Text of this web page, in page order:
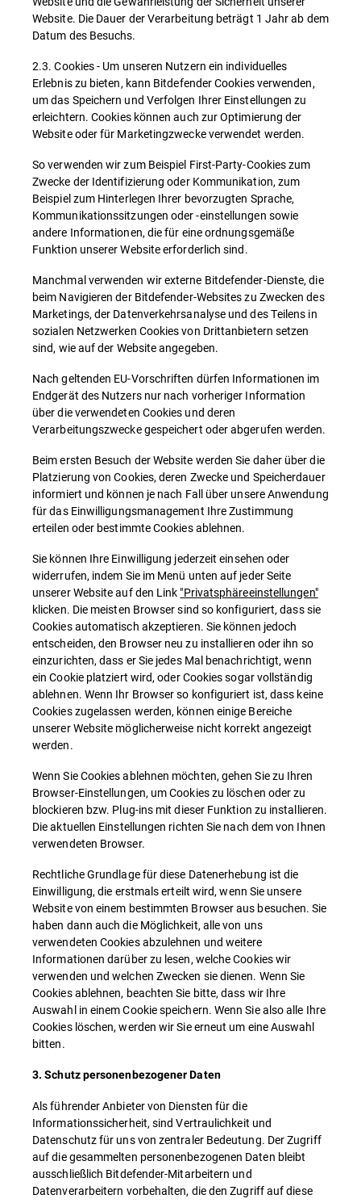
Website. Die Dauer der Verarbeitung beträgt 1 Jahr ab dem
Datum des Besuchs.
2.3. Cookies - Um unseren Nutzern ein individuelles
Erlebnis zu bieten, kann Bitdefender Cookies verwenden,
um das Speichern und Verfolgen Ihrer Einstellungen zu
erleichtern. Cookies können auch zur Optimierung der
Website oder für Marketingzwecke verwendet werden.
So verwenden wir zum Beispiel First-Party-Cookies zum
Zwecke der Identifizierung oder Kommunikation, zum
Beispiel zum Hinterlegen Ihrer bevorzugten Sprache,
Kommunikationssitzungen oder -einstellungen sowie
andere Informationen, die für eine ordnungsgemäße
Funktion unserer Website erforderlich sind.
Manchmal verwenden wir externe Bitdefender-Dienste, die
beim Navigieren der Bitdefender-Websites zu Zwecken des
Marketings, der Datenverkehrsanalyse und des Teilens in
sozialen Netzwerken Cookies von Drittanbietern setzen
sind, wie auf der Website angegeben.
Nach geltenden EU-Vorschriften dürfen Informationen im
Endgerät des Nutzers nur nach vorheriger Information
über die verwendeten Cookies und deren
Verarbeitungszwecke gespeichert oder abgerufen werden.
Beim ersten Besuch der Website werden Sie daher über die
Platzierung von Cookies, deren Zwecke und Speicherdauer
informiert und können je nach Fall über unsere Anwendung
für das Einwilligungsmanagement Ihre Zustimmung
erteilen oder bestimmte Cookies ablehnen.
Sie können Ihre Einwilligung jederzeit einsehen oder
widerrufen, indem Sie im Menü unten auf jeder Seite
unserer Website auf den Link "Privatsphäreeinstellungen"
klicken. Die meisten Browser sind so konfiguriert, dass sie
Cookies automatisch akzeptieren. Sie können jedoch
entscheiden, den Browser neu zu installieren oder ihn so
einzurichten, dass er Sie jedes Mal benachrichtigt, wenn
ein Cookie platziert wird, oder Cookies sogar vollständig
ablehnen. Wenn Ihr Browser so konfiguriert ist, dass keine
Cookies zugelassen werden, können einige Bereiche
unserer Website möglicherweise nicht korrekt angezeigt
werden.
Wenn Sie Cookies ablehnen möchten, gehen Sie zu Ihren
Browser-Einstellungen, um Cookies zu löschen oder zu
blockieren bzw. Plug-ins mit dieser Funktion zu installieren.
Die aktuellen Einstellungen richten Sie nach dem von Ihnen
verwendeten Browser.
Rechtliche Grundlage für diese Datenerhebung ist die
Einwilligung, die erstmals erteilt wird, wenn Sie unsere
Website von einem bestimmten Browser aus besuchen. Sie
haben dann auch die Möglichkeit, alle von uns
verwendeten Cookies abzulehnen und weitere
Informationen darüber zu lesen, welche Cookies wir
verwenden und welchen Zwecken sie dienen. Wenn Sie
Cookies ablehnen, beachten Sie bitte, dass wir Ihre
Auswahl in einem Cookie speichern. Wenn Sie also alle Ihre
Cookies löschen, werden wir Sie erneut um eine Auswahl
bitten.
3. Schutz personenbezogener Daten
Als führender Anbieter von Diensten für die
Informationssicherheit, sind Vertraulichkeit und
Datenschutz für uns von zentraler Bedeutung. Der Zugriff
auf die gesammelten personenbezogenen Daten bleibt
ausschließlich Bitdefender-Mitarbeitern und
Datenverarbeitern vorbehalten, die den Zugriff auf diese